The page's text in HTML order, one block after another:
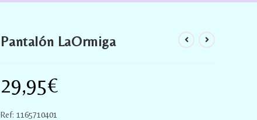
Pantalón LaOrmiga
29,95€
Ref: 1165710401